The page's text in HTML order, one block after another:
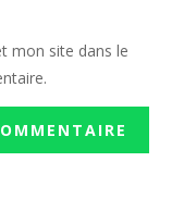
mon site dans le